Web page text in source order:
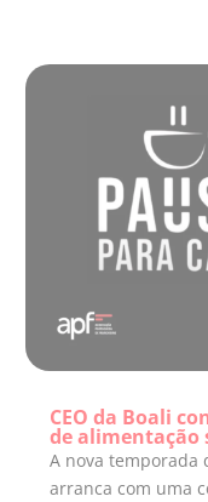
CEO da Boali
de alimentação
A nova temporada
arranca com uma